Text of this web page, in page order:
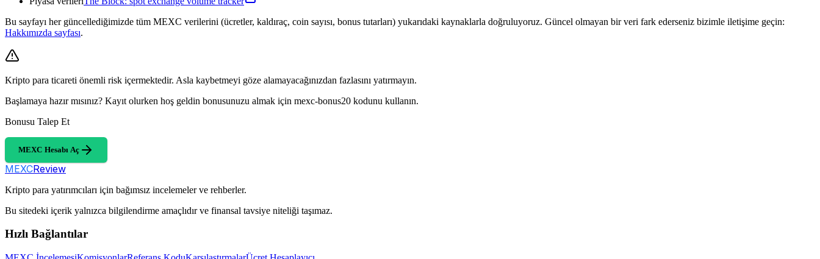
Bu sayfayı her güncellediğimizde tüm MEXC verilerini (ücretler, kaldıraç, coin sayısı, bonus tutarları) yukarıdaki kaynaklarla doğruluyoruz. Güncel olmayan bir veri fark ederseniz bizimle iletişime geçin:
Hakkımızda sayfası.
Kripto para ticareti önemli risk içermektedir. Asla kaybetmeyi göze alamayacağınızdan fazlasını yatırmayın.
Başlamaya hazır mısınız? Kayıt olurken hoş geldin bonusunuzu almak için mexc-bonus20 kodunu kullanın.
Bonusu Talep Et
MEXC Hesabı Aç
MEXCReview
Kripto para yatırımcıları için bağımsız incelemeler ve rehberler.
Bu sitedeki içerik yalnızca bilgilendirme amaçlıdır ve finansal tavsiye niteliği taşımaz.
Hızlı Bağlantılar